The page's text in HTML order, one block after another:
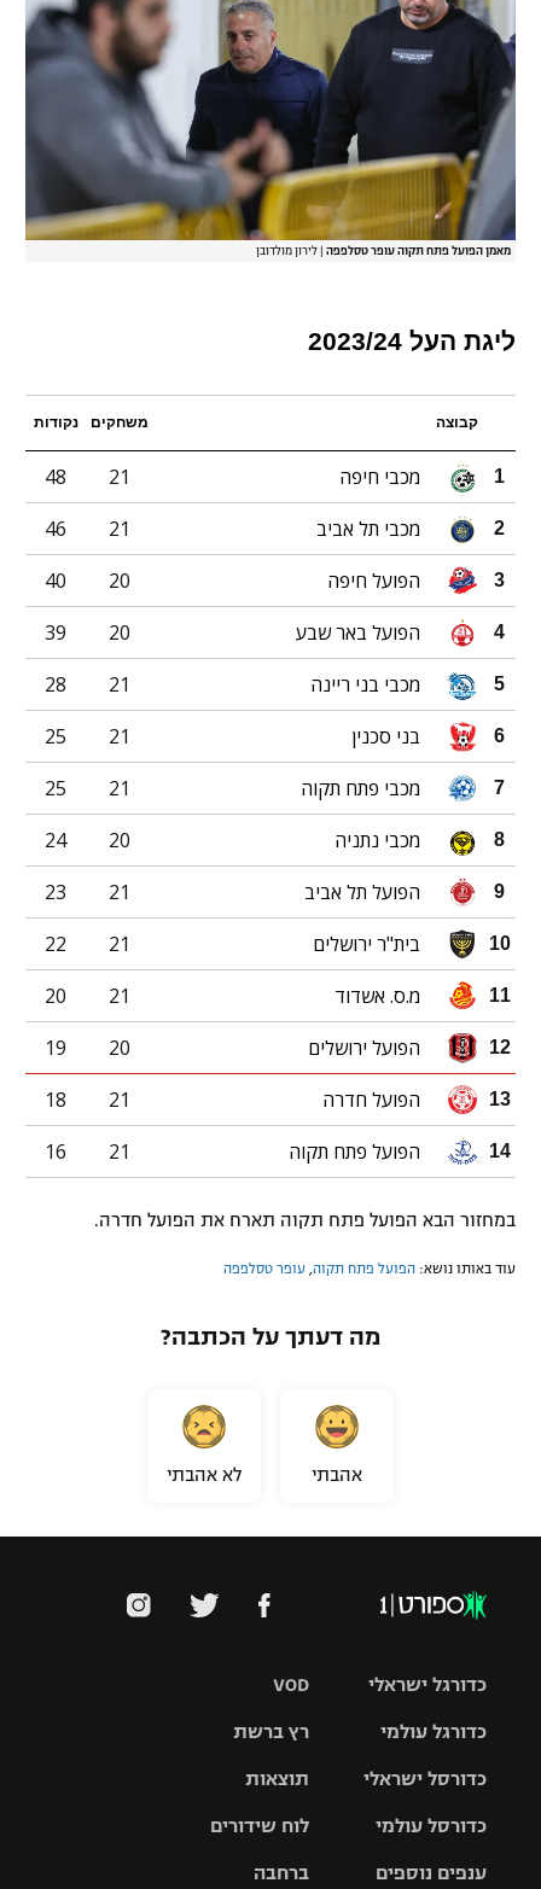
מאמן הפועל פתח תקוה עופר טסלפפה לירון מולדובן
ליגת העל 2023/24
קבוצה משחקים נקודות
1 מכבי חיפה 21
48
2 מכבי תל אביב 21
46
3 הפועל חיפה 20
40
4 הפועל באר שבע 20
39
5 מכבי בני ריינה 21
28
6 בני סכנין 21
25
7 מכבי פתח תקוה 21
25
8 מכבי נתניה 20
24
9 הפועל תל אביב 21
23
10 בית"ר ירושלים 21
22
11 מ.ס. אשדוד 21
20
12 הפועל ירושלים 20
19
13 הפועל חדרה 21
18
14 הפועל פתח תקוה 21
16
במחזור הבא הפועל פתח תקוה תארח את הפועל חדרה.
עוד באותו נושא: הפועל פתח תקוה עופר טסלפפה
מה דעתך על הכתבה?
אהבתי לא אהבתי
VOD
רץ ברשת
תוצאות
לוח שידורים
ברחבה
כדורגל ישראלי
גביע הטוטו
כדורגל עולמי
האלופות
ליגה
כדורסל ישראלי
סל
כדורסל עולמי
ענפים נוספים